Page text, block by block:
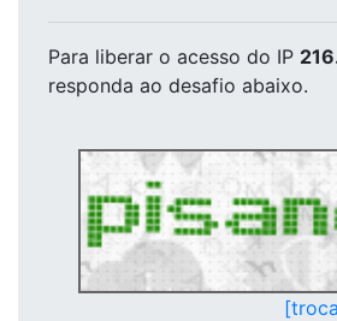
Para liberar o acesso do IP
responda ao desafio abaixo.